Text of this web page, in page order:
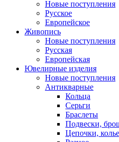
Новые поступления
Русское
Европейское
Живопись
Новые поступления
Русская
Европейская
Ювелирные изделия
Новые поступления
Антикварные
Кольца
Серьги
Браслеты
Подвески,
Цепочки,